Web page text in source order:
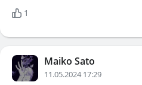
1
Maiko Sato
11.05.2024 17:29